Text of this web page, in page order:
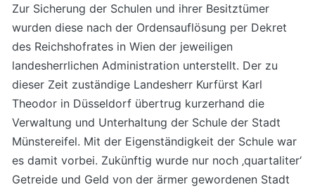
Zur Sicherung der Schulen und ihrer Besitztümer
wurden diese nach der Ordensauflösung per Dekret
des Reichshofrates in Wien der jeweiligen
landesherrlichen Administration unterstellt. Der zu
dieser Zeit zuständige Landesherr Kurfürst Karl
Theodor in Düsseldorf übertrug kurzerhand die
Verwaltung und Unterhaltung der Schule der Stadt
Münstereifel. Mit der Eigenständigkeit der Schule war
es damit vorbei. Zukünftig wurde nur noch ‚quartaliter‘
Getreide und Geld von der ärmer gewordenen Stadt